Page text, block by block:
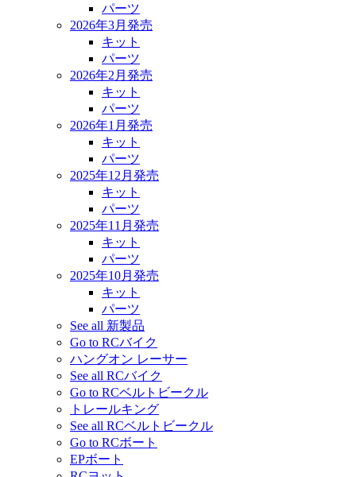
パーツ
2026年3月発売
キット
パーツ
2026年2月発売
キット
パーツ
2026年1月発売
キット
パーツ
2025年12月発売
キット
パーツ
2025年11月発売
キット
パーツ
2025年10月発売
キット
パーツ
See all 新製品
Go to RCバイク
ハングオン レーサー
See all RCバイク
Go to RCベルトビークル
トレールキング
See all RCベルトビークル
Go to RCボート
EPボート